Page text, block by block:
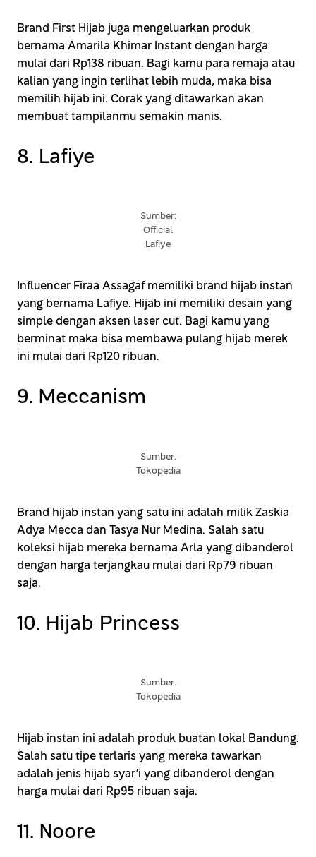
Brand First Hijab juga mengeluarkan produk
bernama Amarila Khimar Instant dengan harga
mulai dari Rp138 ribuan. Bagi kamu para remaja atau
kalian yang ingin terlihat lebih muda, maka bisa
memilih hijab ini. Corak yang ditawarkan akan
membuat tampilanmu semakin manis.
8. Lafiye
Sumber:
Official
Lafiye
Influencer Firaa Assagaf memiliki brand hijab instan
yang bernama Lafiye. Hijab ini memiliki desain yang
simple dengan aksen laser cut. Bagi kamu yang
berminat maka bisa membawa pulang hijab merek
ini mulai dari Rp120 ribuan.
9. Meccanism
Sumber:
Tokopedia
Brand hijab instan yang satu ini adalah milik Zaskia
Adya Mecca dan Tasya Nur Medina. Salah satu
koleksi hijab mereka bernama Arla yang dibanderol
dengan harga terjangkau mulai dari Rp79 ribuan
saja.
10. Hijab Princess
Sumber:
Tokopedia
Hijab instan ini adalah produk buatan lokal Bandung.
Salah satu tipe terlaris yang mereka tawarkan
adalah jenis hijab syar’i yang dibanderol dengan
harga mulai dari Rp95 ribuan saja.
11. Noore